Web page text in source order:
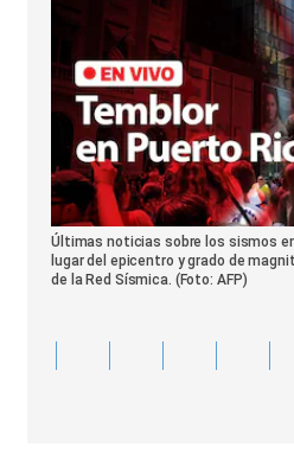
Últimas noticias sobre los sismos
lugar del epicentro y grado de
de la Red Sísmica. (Foto: AFP)